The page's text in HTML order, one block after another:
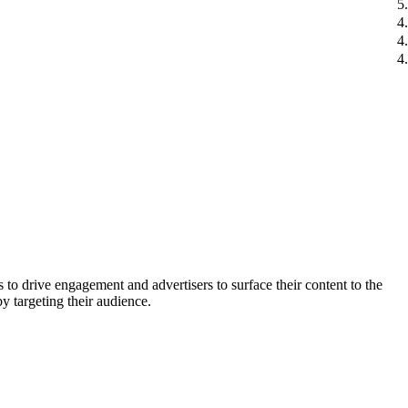
drive engagement and advertisers to surface their content to the
targeting their audience.